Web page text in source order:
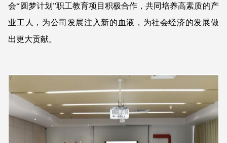
会“圆梦计划”职工教育项目积极合作，共同培养高素质的产
业工人，为公司发展注入新的血液，为社会经济的发展做
出更大贡献。